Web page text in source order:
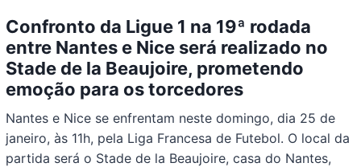
Confronto da Ligue 1 na 19ª rodada
entre Nantes e Nice será realizado no
Stade de la Beaujoire, prometendo
emoção para os torcedores
Nantes e Nice se enfrentam neste domingo, dia 25 de
janeiro, às 11h, pela Liga Francesa de Futebol. O local da
partida será o Stade de la Beaujoire, casa do Nantes,